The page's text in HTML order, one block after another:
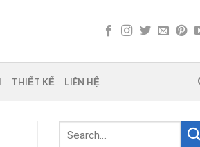
THIẾT KẾ LIÊN HỆ